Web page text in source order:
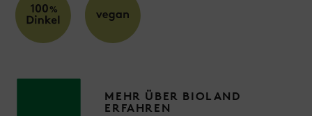
MEHR ÜBER BIOLAND
ERFAHREN